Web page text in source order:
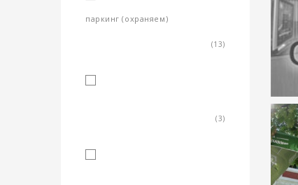
паркинг (охраняем)
(13)
(3)